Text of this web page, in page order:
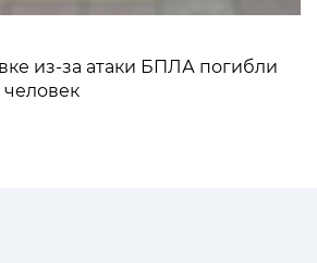
из-за атаки БПЛА погибли
человек